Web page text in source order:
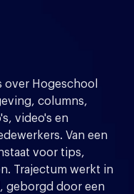
Hogeschool
columns,
video's en
Van een
voor tips,
Trajectum werkt in
geborgd door een